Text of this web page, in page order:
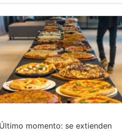
Último momento: se extienden